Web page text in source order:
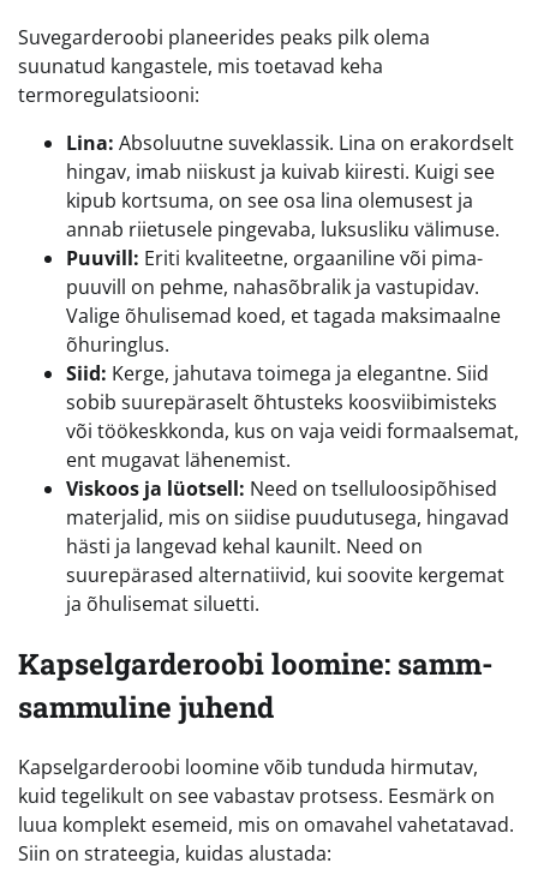
Suvegarderoobi planeerides peaks pilk olema
suunatud kangastele, mis toetavad keha
termoregulatsiooni:
Lina: Absoluutne suveklassik. Lina on erakordselt
hingav, imab niiskust ja kuivab kiiresti. Kuigi see
kipub kortsuma, on see osa lina olemusest ja
annab riietusele pingevaba, luksusliku välimuse.
Puuvill: Eriti kvaliteetne, orgaaniline või pima-
puuvill on pehme, nahasõbralik ja vastupidav.
Valige õhulisemad koed, et tagada maksimaalne
õhuringlus.
Siid: Kerge, jahutava toimega ja elegantne. Siid
sobib suurepäraselt õhtusteks koosviibimisteks
või töökeskkonda, kus on vaja veidi formaalsemat,
ent mugavat lähenemist.
Viskoos ja lüotsell: Need on tselluloosipõhised
materjalid, mis on siidise puudutusega, hingavad
hästi ja langevad kehal kaunilt. Need on
suurepärased alternatiivid, kui soovite kergemat
ja õhulisemat siluetti.
Kapselgarderoobi loomine: samm-
sammuline juhend
Kapselgarderoobi loomine võib tunduda hirmutav,
kuid tegelikult on see vabastav protsess. Eesmärk on
luua komplekt esemeid, mis on omavahel vahetatavad.
Siin on strateegia, kuidas alustada: